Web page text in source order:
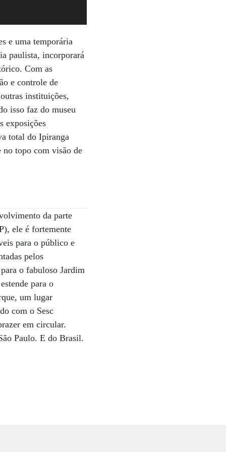
e uma temporária
paulista, incorporará
Com as
e controle de
instituições,
isso faz do museu
exposições
total do Ipiranga
no topo com visão de
da parte
ele é fortemente
para o público e
pelos
o fabuloso Jardim
para o
um lugar
com o Sesc
em circular.
Paulo. E do Brasil.